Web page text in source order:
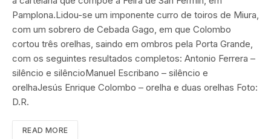
Pamplona.Lidou-se um imponente curro de toiros de Miura,
com um sobrero de Cebada Gago, em que Colombo
cortou três orelhas, saindo em ombros pela Porta Grande,
com os seguintes resultados completos: Antonio Ferrera –
silêncio e silêncioManuel Escribano – silêncio e
orelhaJesús Enrique Colombo – orelha e duas orelhas Foto:
D.R.
READ MORE